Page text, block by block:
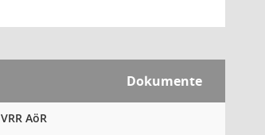
Dokumente
AöR